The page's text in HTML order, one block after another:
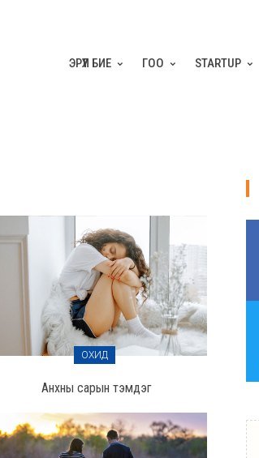
ЭРҮҮЛ БИЕ ГОО STARTUP
ОХИД
Анхны сарын тэмдэг